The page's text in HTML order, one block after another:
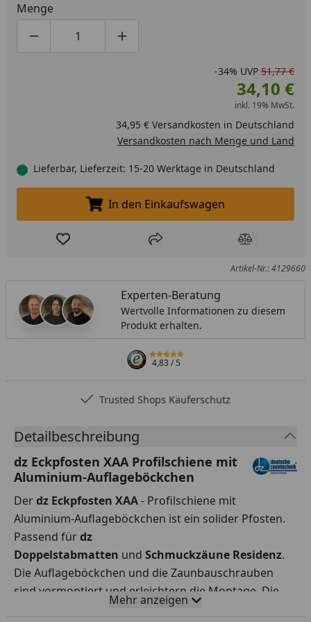
Menge
Produktmenge um eins verringern
Produktmenge manuell eingeben
Produktmenge um eins erhöhen
-34% UVP 51,77 €
34,10 €
inkl. 19% MwSt.
34,95 € Versandkosten in Deutschland
Versandkosten nach Menge und Land
Lieferbar, Lieferzeit: 15-20 Werktage in Deutschland
In den Einkaufswagen legen
In den Einkaufswagen
Produkt zur Wunschliste hinzufügen
Teilen Produkt
Artikel-Nr.: 4129660
Experten-Beratung
Wertvolle Informationen zu diesem
Produkt erhalten.
4,83/ 5
Trusted Shops Käuferschutz
Detailbeschreibung
dz Eckpfosten XAA Profilschiene mit
Aluminium-Auflageböckchen
Derdz Eckpfosten XAA- Profilschiene mit
Aluminium-Auflageböckchen ist ein solider Pfosten.
Passend fürdz
Doppelstabmatten und Schmuckzäune Residenz.
Die Auflageböckchen und die Zaunbauschrauben
sind vormontiert und erleichtern die Montage. Die
Pfostenkappe hat einen Überstand und deckt die
Mehr anzeigen